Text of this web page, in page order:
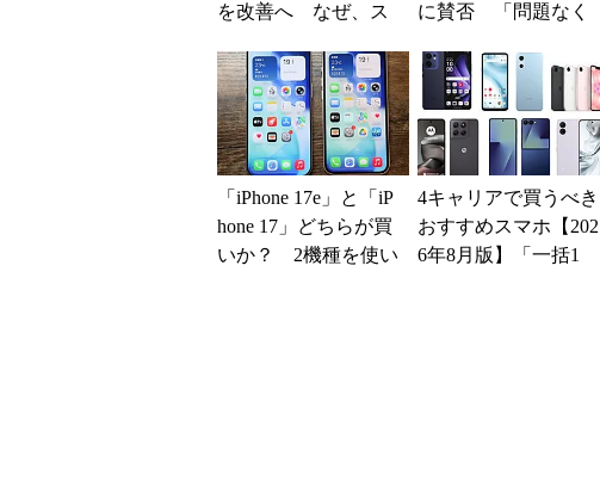
を改善へ なぜ、ス
の最短1分購入」を実
現？
に賛否 「問題なく
系ICの方がスムー...
「iPhone 17e」と「iP
hone 17」どちらが買
いか？ 2機種を使い
4キャリアで買うべき
おすすめスマホ【202
6年8月版】「一括1